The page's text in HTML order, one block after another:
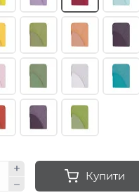
Купити